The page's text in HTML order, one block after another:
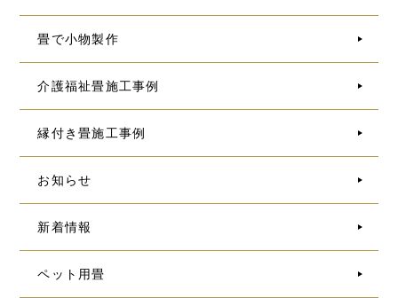
畳で小物製作
介護福祉畳施工事例
縁付き畳施工事例
お知らせ
新着情報
ペット用畳